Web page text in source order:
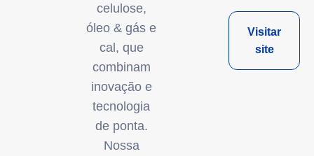
celulose,
óleo & gás e
cal, que
combinam
inovação e
tecnologia
de ponta.
Nossa
Visitar
site